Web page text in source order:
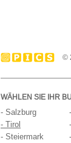
©
WÄHLEN SIE IHR
- Salzburg
- Tirol
- Steiermark